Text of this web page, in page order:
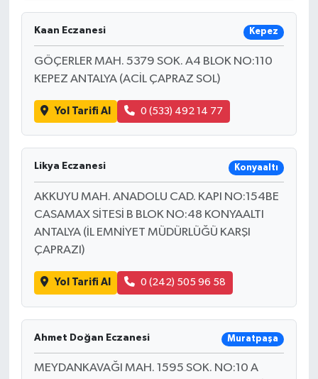
Kaan Eczanesi Kepez
GÖÇERLER MAH. 5379 SOK. A4 BLOK NO:110
KEPEZ ANTALYA (ACİL ÇAPRAZ SOL)
Yol Tarifi Al 0 (533) 492 14 77
Likya Eczanesi Konyaaltı
AKKUYU MAH. ANADOLU CAD. KAPI NO:154BE
CASAMAX SİTESİ B BLOK NO:48 KONYAALTI
ANTALYA (İL EMNİYET MÜDÜRLÜĞÜ KARŞI
ÇAPRAZI)
Yol Tarifi Al 0 (242) 505 96 58
Ahmet Doğan Eczanesi Muratpaşa
MEYDANKAVAĞI MAH. 1595 SOK. NO:10 A